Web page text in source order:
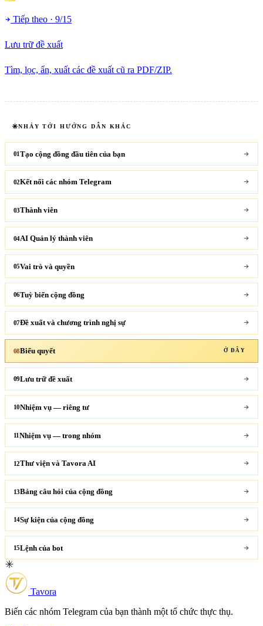
Tiếp theo · 9/15
Lưu trữ đề xuất
Tìm, lọc, ẩn, xuất các đề xuất cũ ra PDF/ZIP.
NHẢY TỚI HƯỚNG DẪN KHÁC
01Tạo cộng đồng đầu tiên của bạn
02Kết nối các nhóm Telegram
03Thành viên
04AI Quản lý thành viên
05Vai trò và quyền
06Tuỳ biến cộng đồng
07Đề xuất và chương trình nghị sự
08Biểu quyết Ở ĐÂY
09Lưu trữ đề xuất
10Nhiệm vụ — riêng tư
11Nhiệm vụ — trong nhóm
12Thư viện và Tavora AI
13Bảng câu hỏi của cộng đồng
14Sự kiện của cộng đồng
15Lệnh của bot
Tavora
Biến các nhóm Telegram của bạn thành một tổ chức thực thụ.